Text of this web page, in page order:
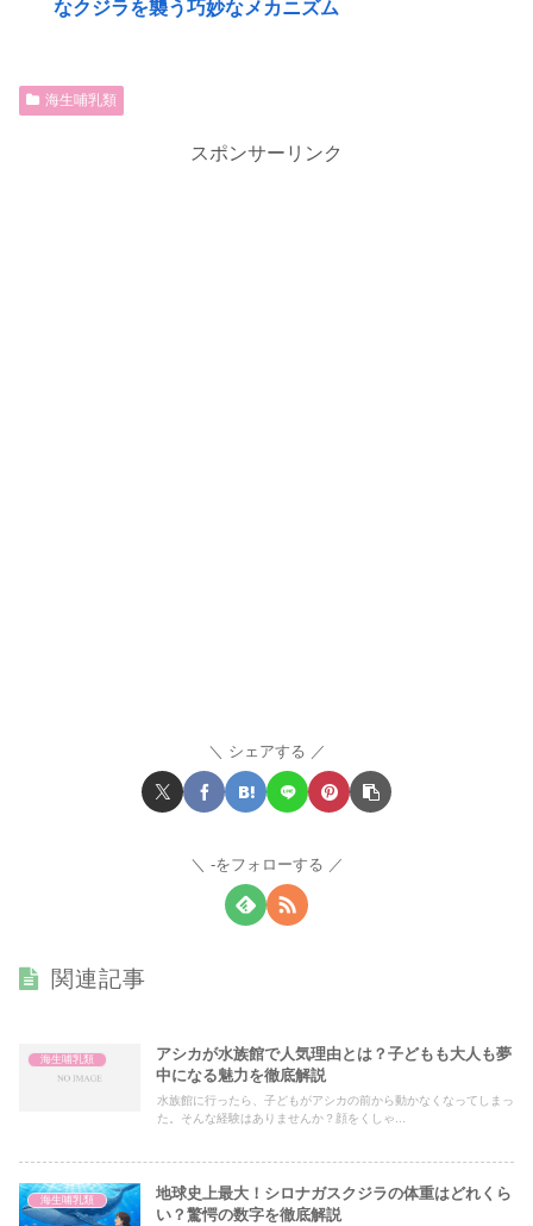
なクジラを襲う巧妙なメカニズム
海生哺乳類
スポンサーリンク
シェアする
-をフォローする
関連記事
海生哺乳類
アシカが水族館で人気理由とは？子どもも大人も夢
中になる魅力を徹底解説
水族館に行ったら、子どもがアシカの前から動かなくなってしまっ
た。そんな経験はありませんか？顔をくしゃ...
海生哺乳類
地球史上最大！シロナガスクジラの体重はどれくら
い？驚愕の数字を徹底解説